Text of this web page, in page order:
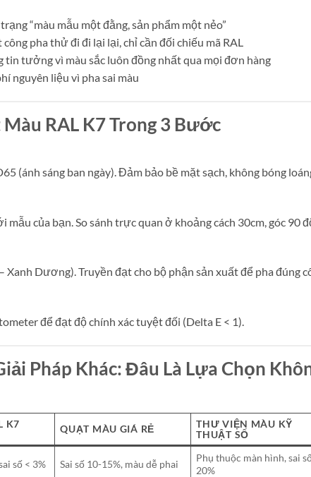
“màu mẫu một đằng, sản phẩm một nẻo”
công pha thử đi đi lại lại, chỉ cần đối chiếu mã RAL
tin tưởng vì màu sắc luôn đồng nhất qua mọi đơn hàng
nguyên liệu vì pha sai màu
RAL K7 Trong 3 Bước
(ánh sáng ban ngày). Đảm bảo bề mặt sạch, không bóng
của bạn. So sánh trực quan ở khoảng cách 30cm, góc 90
Xanh Dương). Truyền đạt cho bộ phận sản xuất để pha đúng
để đạt độ chính xác tuyệt đối (Delta E < 1).
Pháp Khác: Đâu Là Lựa Chọn
K7
QUẠT MÀU GIÁ RẺ
THƯ VIỆN MÀU KỸ
THUẬT SỐ
số < 3% Sai số 10-15%, màu dễ phai
Phụ thuộc màn hình, sai
20%